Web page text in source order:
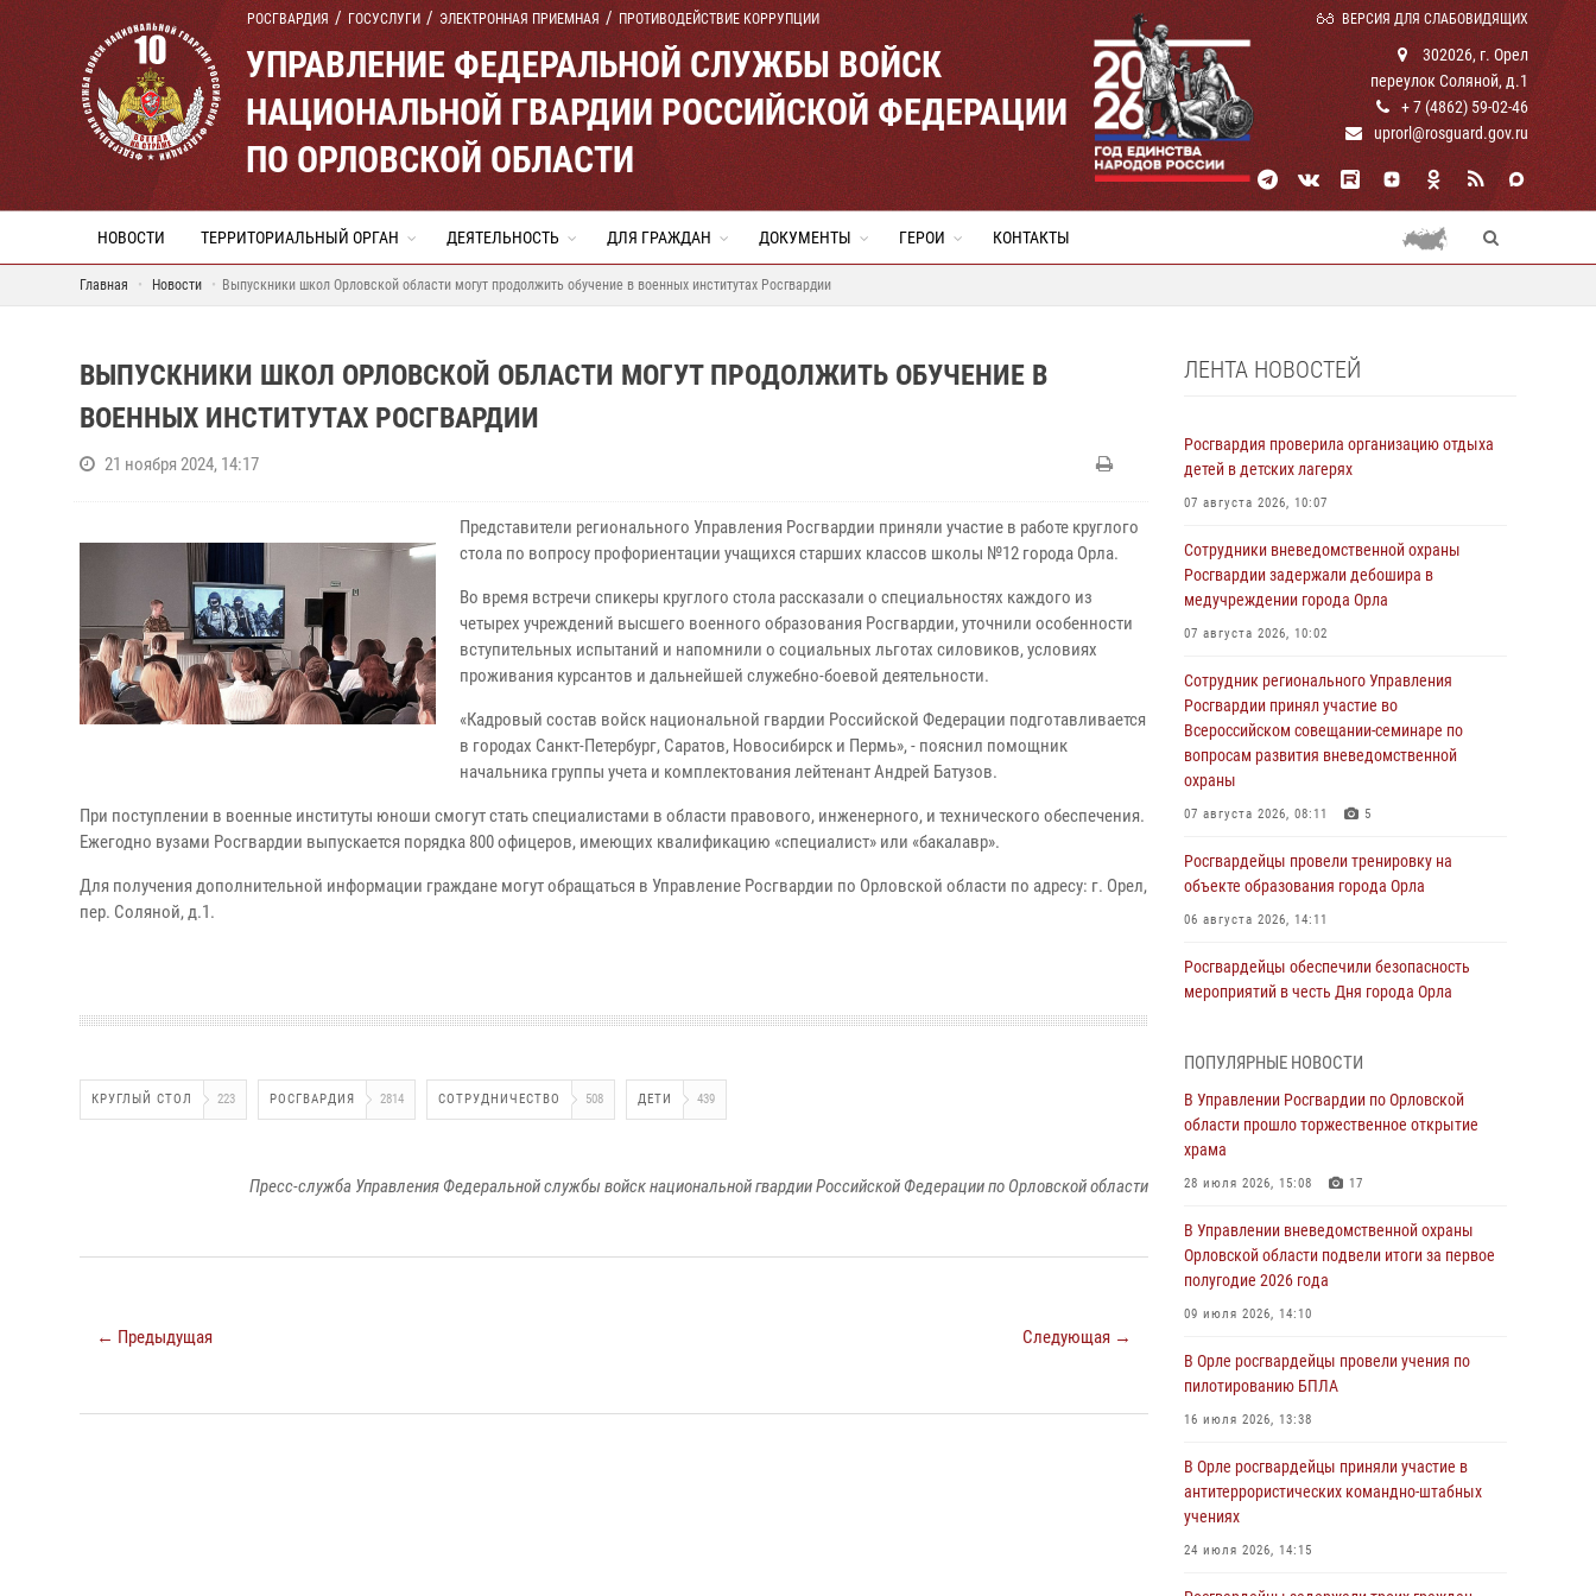
РОСГВАРДИЯ ГОСУСЛУГИ ЭЛЕКТРОННАЯ ПРИЕМНАЯ ПРОТИВОДЕЙСТВИЕ КОРРУПЦИИ ВЕРСИЯ ДЛЯ СЛАБОВИДЯЩИХ
УПРАВЛЕНИЕ ФЕДЕРАЛЬНОЙ СЛУЖБЫ ВОЙСК
НАЦИОНАЛЬНОЙ ГВАРДИИ РОССИЙСКОЙ ФЕДЕРАЦИИ
ПО ОРЛОВСКОЙ ОБЛАСТИ
302026, г. Орел
переулок Соляной, д.1
+ 7 (4862) 59-02-46
uprorl@rosguard.gov.ru
НОВОСТИ ТЕРРИТОРИАЛЬНЫЙ ОРГАН ДЕЯТЕЛЬНОСТЬ ДЛЯ ГРАЖДАН ДОКУМЕНТЫ ГЕРОИ КОНТАКТЫ
Главная Новости Выпускники школ Орловской области могут продолжить обучение в военных институтах Росгвардии
ВЫПУСКНИКИ ШКОЛ ОРЛОВСКОЙ ОБЛАСТИ МОГУТ ПРОДОЛЖИТЬ ОБУЧЕНИЕ В
ВОЕННЫХ ИНСТИТУТАХ РОСГВАРДИИ
21 ноября 2024, 14:17
Представители регионального Управления Росгвардии приняли участие в работе круглого
стола по вопросу профориентации учащихся старших классов школы №12 города Орла.
Во время встречи спикеры круглого стола рассказали о специальностях каждого из
четырех учреждений высшего военного образования Росгвардии, уточнили особенности
вступительных испытаний и напомнили о социальных льготах силовиков, условиях
проживания курсантов и дальнейшей служебно-боевой деятельности.
«Кадровый состав войск национальной гвардии Российской Федерации подготавливается
в городах Санкт-Петербург, Саратов, Новосибирск и Пермь», - пояснил помощник
начальника группы учета и комплектования лейтенант Андрей Батузов.
При поступлении в военные институты юноши смогут стать специалистами в области правового, инженерного, и технического обеспечения.
Ежегодно вузами Росгвардии выпускается порядка 800 офицеров, имеющих квалификацию «специалист» или «бакалавр».
Для получения дополнительной информации граждане могут обращаться в Управление Росгвардии по Орловской области по адресу: г. Орел,
пер. Соляной, д.1.
КРУГЛЫЙ СТОЛ 223 РОСГВАРДИЯ 2814 СОТРУДНИЧЕСТВО 508 ДЕТИ 439
Пресс-служба Управления Федеральной службы войск национальной гвардии Российской Федерации по Орловской области
← Предыдущая Следующая →
ЛЕНТА НОВОСТЕЙ
Росгвардия проверила организацию отдыха
детей в детских лагерях
07 августа 2026, 10:07
Сотрудники вневедомственной охраны
Росгвардии задержали дебошира в
медучреждении города Орла
07 августа 2026, 10:02
Сотрудник регионального Управления
Росгвардии принял участие во
Всероссийском совещании-семинаре по
вопросам развития вневедомственной
охраны
07 августа 2026, 08:11 5
Росгвардейцы провели тренировку на
объекте образования города Орла
06 августа 2026, 14:11
Росгвардейцы обеспечили безопасность
мероприятий в честь Дня города Орла
Начальник регионального Управления
Росгвардии принял участие в митинге в честь
дня освобождения города Орла
05 августа 2026, 13:16
результатах работы за первое полугодие
05 августа 2026, 13:12
За месяц росгвардейцы задержали 15 лиц,
противоправных действий
04 августа 2026, 14:21
росгвардейцев
04 августа 2026, 14:06 2
За месяц росгвардейцы приняли от граждан
ПОПУЛЯРНЫЕ НОВОСТИ
В Управлении Росгвардии по Орловской
области прошло торжественное открытие
храма
28 июля 2026, 15:08 17
В Управлении вневедомственной охраны
Орловской области подвели итоги за первое
полугодие 2026 года
09 июля 2026, 14:10
В Орле росгвардейцы провели учения по
пилотированию БПЛА
16 июля 2026, 13:38
В Орле росгвардейцы приняли участие в
антитеррористических командно-штабных
учениях
24 июля 2026, 14:15